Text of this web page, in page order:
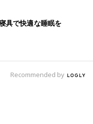
ッパ」です。お花のよう
良いアクセントになりそ
に取り付けたそうです
ッチしていますよね。
コン トロードフリ
具で快適な睡眠を
Recommended by